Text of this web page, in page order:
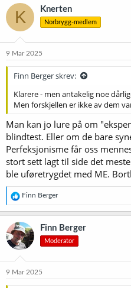
k
s
j
o
e
K Knerten
Norbrygg-medlem
9 Mar 2025
Finn Berger skrev:
Klarere - men antakelig noe
Men forskjellen er ikke av dem
Man kan jo lure på om
blindtest. Eller om de bare
Perfeksjonisme får oss
stort sett lagt til side det
ble uføretrygdet med ME.
R
e
a
k
s
j
o
e
Finn Berger
Finn Berger
Moderator
9 Mar 2025